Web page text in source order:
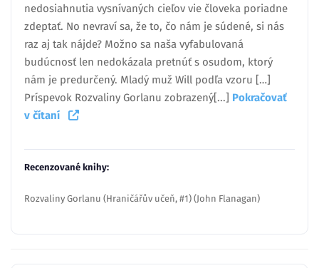
nedosiahnutia vysnívaných cieľov vie človeka poriadne
zdeptať. No nevraví sa, že to, čo nám je súdené, si nás
raz aj tak nájde? Možno sa naša vyfabulovaná
budúcnosť len nedokázala pretnúť s osudom, ktorý
nám je predurčený. Mladý muž Will podľa vzoru […]
Príspevok Rozvaliny Gorlanu zobrazený[...] Pokračovať
v čítaní
Recenzované knihy:
Rozvaliny Gorlanu (Hraničářův učeň, #1) (John Flanagan)